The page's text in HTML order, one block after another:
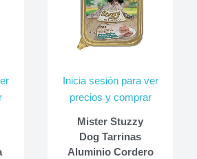
Inicia sesión para ver
precios y comprar
Mister Stuzzy
Dog Tarrinas
Aluminio Cordero